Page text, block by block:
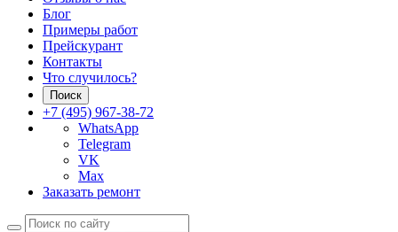
Блог
Примеры работ
Прейскурант
Контакты
Что случилось?
Поиск
+7 (495) 967-38-72
WhatsApp
Telegram
VK
Max
Заказать ремонт